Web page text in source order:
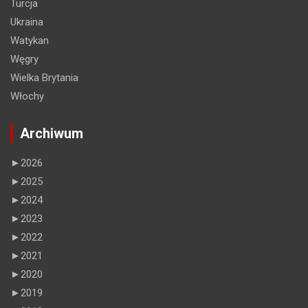
Turcja
Ukraina
Watykan
Węgry
Wielka Brytania
Włochy
Archiwum
►2026
►2025
►2024
►2023
►2022
►2021
►2020
►2019